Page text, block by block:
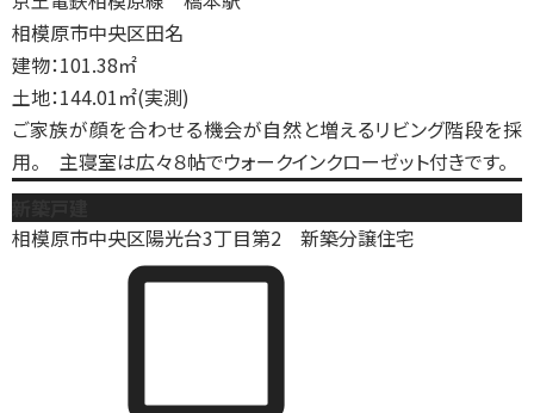
相模原市中央区田名
建物：101.38㎡
土地：144.01㎡(実測)
ご家族が顔を合わせる機会が自然と増えるリビング階段を採
用。 主寝室は広々８帖でウォークインクローゼット付きです。
相模原市中央区陽光台3丁目第2 新築分譲住宅